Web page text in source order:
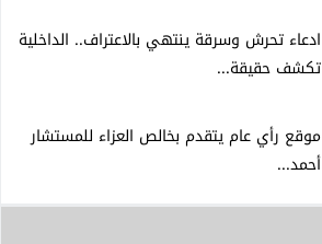
ادعاء تحرش وسرقة ينتهي بالاعتراف.. الداخلية
تكشف حقيقة...
موقع رأي عام يتقدم بخالص العزاء للمستشار
أحمد...